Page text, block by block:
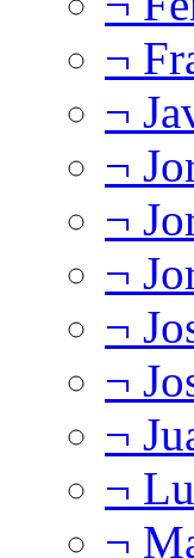
¬
¬
¬
¬
¬
¬
¬
¬
¬
¬